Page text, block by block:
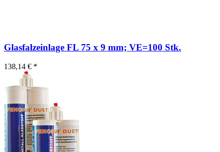
Glasfalzeinlage FL 75 x 9 mm; VE=100 Stk.
138,14 € *